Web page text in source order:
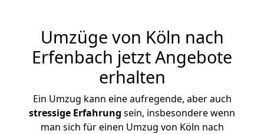
Umzüge von Köln nach
Erfenbach jetzt Angebote
erhalten
Ein Umzug kann eine aufregende, aber auch
stressige Erfahrung sein, insbesondere wenn
man sich für einen Umzug von Köln nach